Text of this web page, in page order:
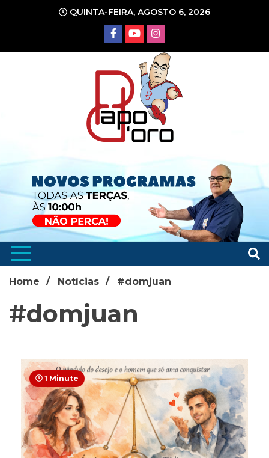
conteúdo
QUINTA-FEIRA, AGOSTO 6, 2026
Home Notícias #domjuan
#domjuan
1 Minute